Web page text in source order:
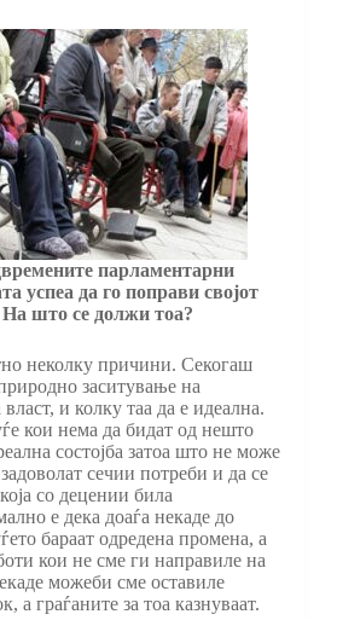
парламентарни
успеа да го поправи својот
На што се должи тоа?
неколку причини. Секогаш
заситување на
и колку таа да е идеална.
кои нема да бидат од нешто
состојба затоа што не може
сечии потреби и да се
со децении била
е дека доаѓа некаде до
бараат одредена промена, а
кои не сме ги направиле на
можеби сме оставиле
а граѓаните за тоа казнуваат.